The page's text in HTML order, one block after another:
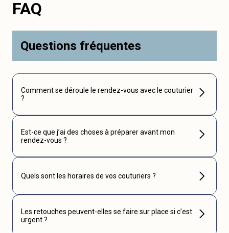
FAQ
Questions fréquentes
Comment se déroule le rendez-vous avec le couturier
?
Est-ce que j’ai des choses à préparer avant mon
rendez-vous ?
Quels sont les horaires de vos couturiers ?
Les retouches peuvent-elles se faire sur place si c’est
urgent ?